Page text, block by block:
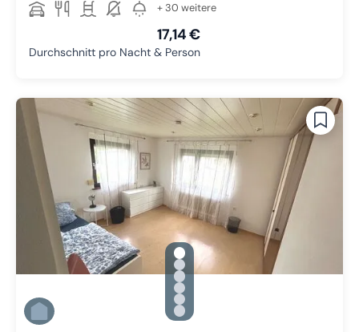
+ 30 weitere
17,14 €
Durchschnitt pro Nacht & Person
gallery.slide_selector
Zu Slide 1 wechseln
Zu Slide 2 wechseln
Zu Slide 3 wechseln
Zu Slide 4 wechseln
Zu Slide 5 wechseln
Zu Slide 6 wechseln